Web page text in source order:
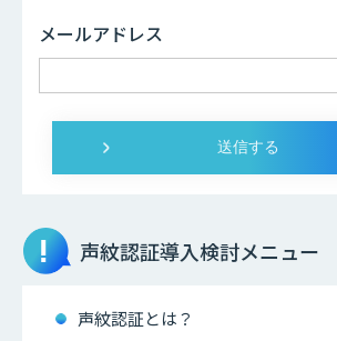
メールアドレス
声紋認証導入検討メニュー
声紋認証とは？